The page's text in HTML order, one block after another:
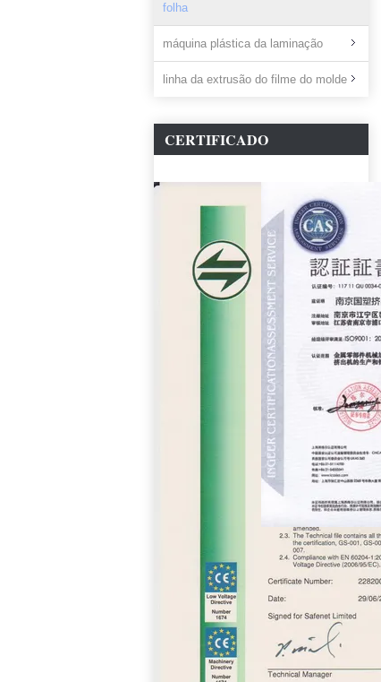
folha
máquina plástica da laminação
linha da extrusão do filme do molde
CERTIFICADO